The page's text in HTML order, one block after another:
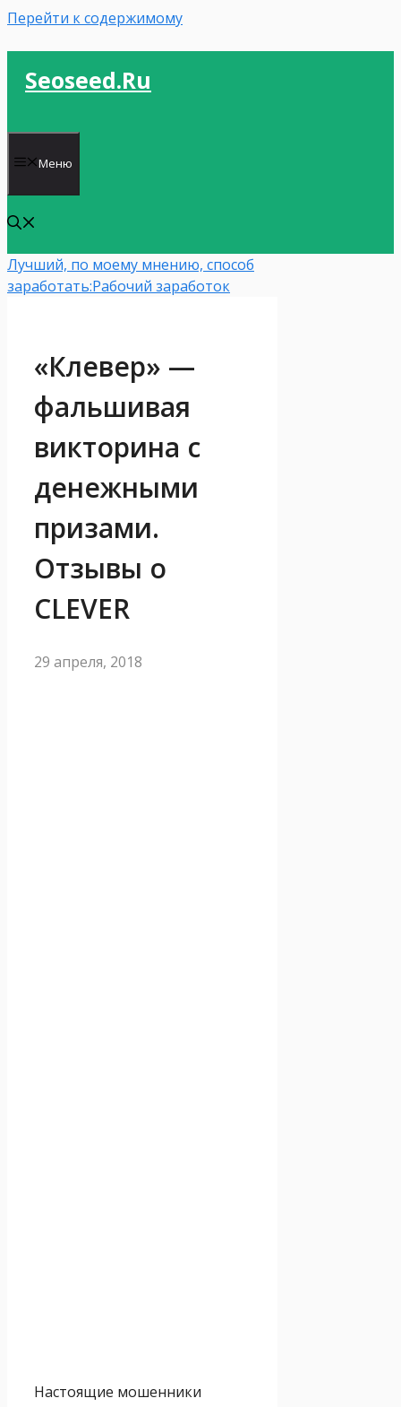
Перейти к содержимому
Seoseed.ru
Меню
Лучший, по моему мнению, способ
заработать:Рабочий заработок
«Клевер» —
фальшивая
викторина с
денежными
призами.
Отзывы о
CLEVER
29 апреля, 2018
Настоящие мошенники